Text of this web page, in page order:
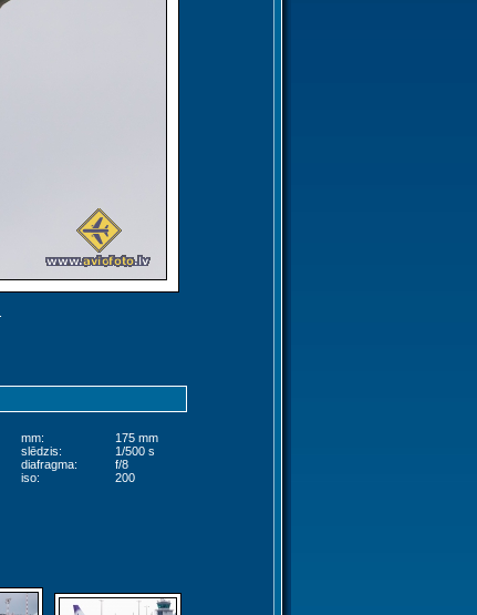
mm:
175 mm
slēdzis:
1/500 s
diafragma:
f/8
iso:
200